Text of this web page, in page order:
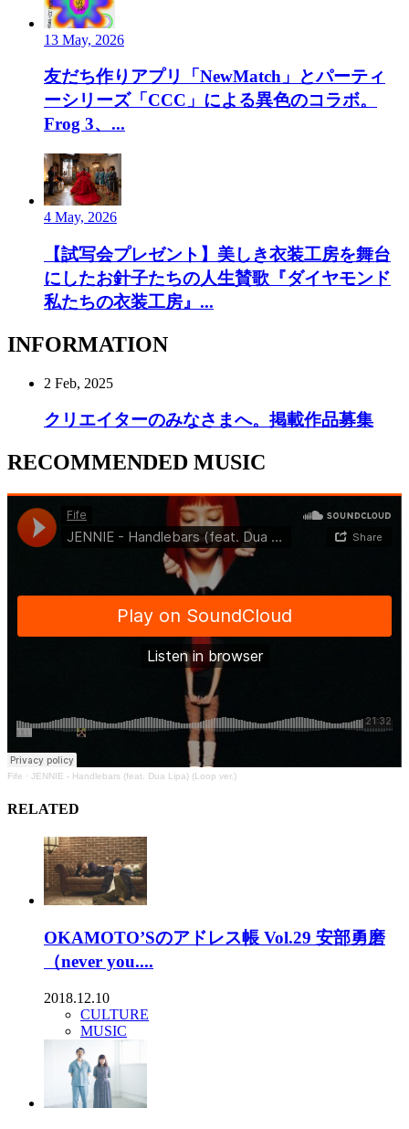
13 May, 2026
友だち作りアプリ「NewMatch」とパーティ
ーシリーズ「CCC」による異色のコラボ。
Frog 3、...
4 May, 2026
【試写会プレゼント】美しき衣装工房を舞台
にしたお針子たちの人生賛歌『ダイヤモンド
私たちの衣装工房』...
INFORMATION
2 Feb, 2025
クリエイターのみなさまへ。掲載作品募集
RECOMMENDED MUSIC
Fife · JENNIE - Handlebars (feat. Dua Lipa) (Loop ver.)
RELATED
OKAMOTO’Sのアドレス帳 Vol.29 安部勇磨
（never you....
2018.12.10
CULTURE
MUSIC